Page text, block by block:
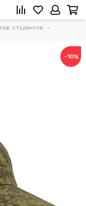
студентов
−10%